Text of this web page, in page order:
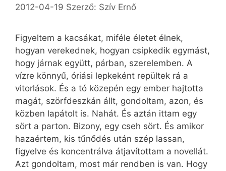
2012-04-19 Szerző: Szív Ernő
Figyeltem a kacsákat, miféle életet élnek,
hogyan verekednek, hogyan csipkedik egymást,
hogy járnak együtt, párban, szerelemben. A
vízre könnyű, óriási lepkeként repültek rá a
vitorlások. És a tó közepén egy ember hajtotta
magát, szörfdeszkán állt, gondoltam, azon, és
közben lapátolt is. Nahát. És aztán ittam egy
sört a parton. Bizony, egy cseh sört. És amikor
hazaértem, kis tűnődés után szép lassan,
figyelve és koncentrálva átjavítottam a novellát.
Azt gondoltam, most már rendben is van. Hogy